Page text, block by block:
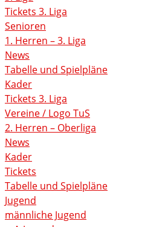
Tickets 3. Liga
Senioren
1. Herren – 3. Liga
News
Tabelle und Spielpläne
Kader
Tickets 3. Liga
Vereine / Logo TuS
2. Herren – Oberliga
News
Kader
Tickets
Tabelle und Spielpläne
Jugend
männliche Jugend